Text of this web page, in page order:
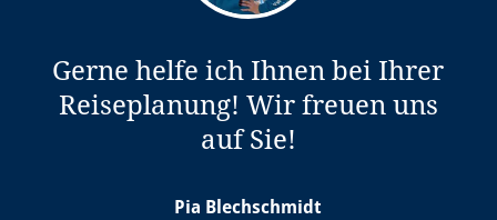
Gerne helfe ich Ihnen bei Ihrer
Reiseplanung! Wir freuen uns
auf Sie!
Pia Blechschmidt